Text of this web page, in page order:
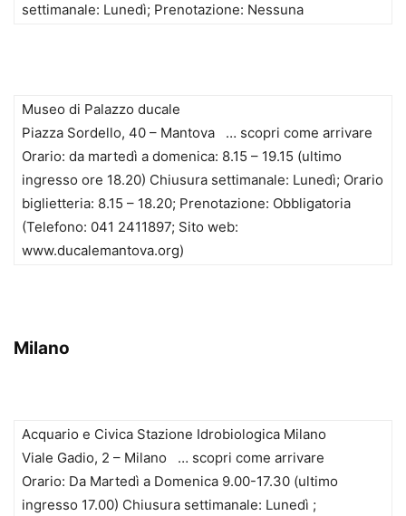
settimanale: Lunedì; Prenotazione: Nessuna
Museo di Palazzo ducale
Piazza Sordello, 40 – Mantova … scopri come arrivare
Orario: da martedì a domenica: 8.15 – 19.15 (ultimo
ingresso ore 18.20) Chiusura settimanale: Lunedì; Orario
biglietteria: 8.15 – 18.20; Prenotazione: Obbligatoria
(Telefono: 041 2411897; Sito web:
www.ducalemantova.org)
Milano
Acquario e Civica Stazione Idrobiologica Milano
Viale Gadio, 2 – Milano … scopri come arrivare
Orario: Da Martedì a Domenica 9.00-17.30 (ultimo
ingresso 17.00) Chiusura settimanale: Lunedì ;